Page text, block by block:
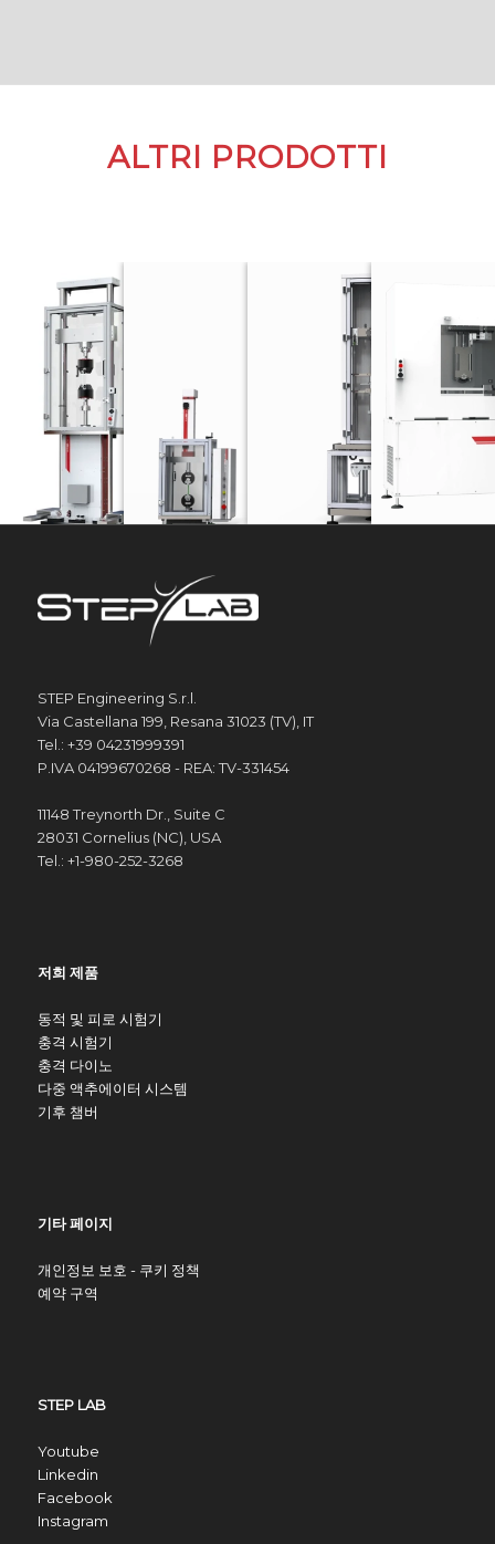
ALTRI PRODOTTI
전기 기계식 시스템(리니어 모터)전기 기계식 시스템(볼스크류)
DW 시리즈
낙하 충격 시험기
STEP Engineering S.r.l.
Via Castellana 199, Resana 31023 (TV), IT
Tel.: +39 04231999391
P.IVA 04199670268 - REA: TV-331454
11148 Treynorth Dr., Suite C
28031 Cornelius (NC), USA
Tel.: +1-980-252-3268
저희 제품
동적 및 피로 시험기
충격 시험기
충격 다이노
다중 액추에이터 시스템
기후 챔버
기타 페이지
개인정보 보호 - 쿠키 정책
예약 구역
STEP LAB
Youtube
Linkedin
Facebook
Instagram